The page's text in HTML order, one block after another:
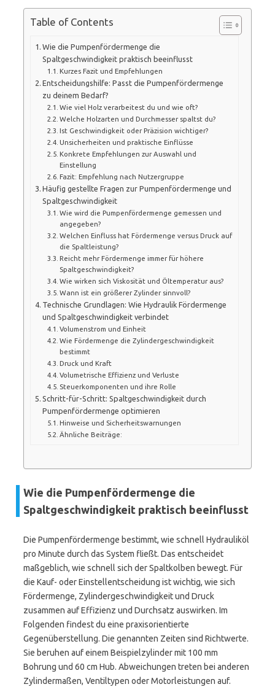
Table of Contents
Wie die Pumpenfördermenge die
Spaltgeschwindigkeit praktisch beeinflusst
Kurzes Fazit und Empfehlungen
Entscheidungshilfe: Passt die Pumpenfördermenge
zu deinem Bedarf?
Wie viel Holz verarbeitest du und wie oft?
Welche Holzarten und Durchmesser spaltst du?
Ist Geschwindigkeit oder Präzision wichtiger?
Unsicherheiten und praktische Einflüsse
Konkrete Empfehlungen zur Auswahl und
Einstellung
Fazit: Empfehlung nach Nutzergruppe
Häufig gestellte Fragen zur Pumpenfördermenge und
Spaltgeschwindigkeit
Wie wird die Pumpenfördermenge gemessen und
angegeben?
Welchen Einfluss hat Fördermenge versus Druck auf
die Spaltleistung?
Reicht mehr Fördermenge immer für höhere
Spaltgeschwindigkeit?
Wie wirken sich Viskosität und Öltemperatur aus?
Wann ist ein größerer Zylinder sinnvoll?
Technische Grundlagen: Wie Hydraulik Fördermenge
und Spaltgeschwindigkeit verbindet
Volumenstrom und Einheit
Wie Fördermenge die Zylindergeschwindigkeit
bestimmt
Druck und Kraft
Volumetrische Effizienz und Verluste
Steuerkomponenten und ihre Rolle
Schritt-für-Schritt: Spaltgeschwindigkeit durch
Pumpenfördermenge optimieren
Hinweise und Sicherheitswarnungen
Ähnliche Beiträge:
Wie die Pumpenfördermenge die
Spaltgeschwindigkeit praktisch beeinflusst
Die Pumpenfördermenge bestimmt, wie schnell Hydrauliköl
pro Minute durch das System fließt. Das entscheidet
maßgeblich, wie schnell sich der Spaltkolben bewegt. Für
die Kauf- oder Einstellentscheidung ist wichtig, wie sich
Fördermenge, Zylindergeschwindigkeit und Druck
zusammen auf Effizienz und Durchsatz auswirken. Im
Folgenden findest du eine praxisorientierte
Gegenüberstellung. Die genannten Zeiten sind Richtwerte.
Sie beruhen auf einem Beispielzylinder mit 100 mm
Bohrung und 60 cm Hub. Abweichungen treten bei anderen
Zylindermaßen, Ventiltypen oder Motorleistungen auf.